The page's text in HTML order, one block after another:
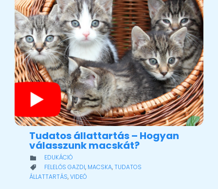
Tudatos állattartás – Hogyan
válasszunk macskát?
 CATEGORY
EDUKÁCIÓ
 CATEGORY
FELELŐS GAZDI, MACSKA,TUDATOS
ÁLLATTARTÁS,VIDEÓ